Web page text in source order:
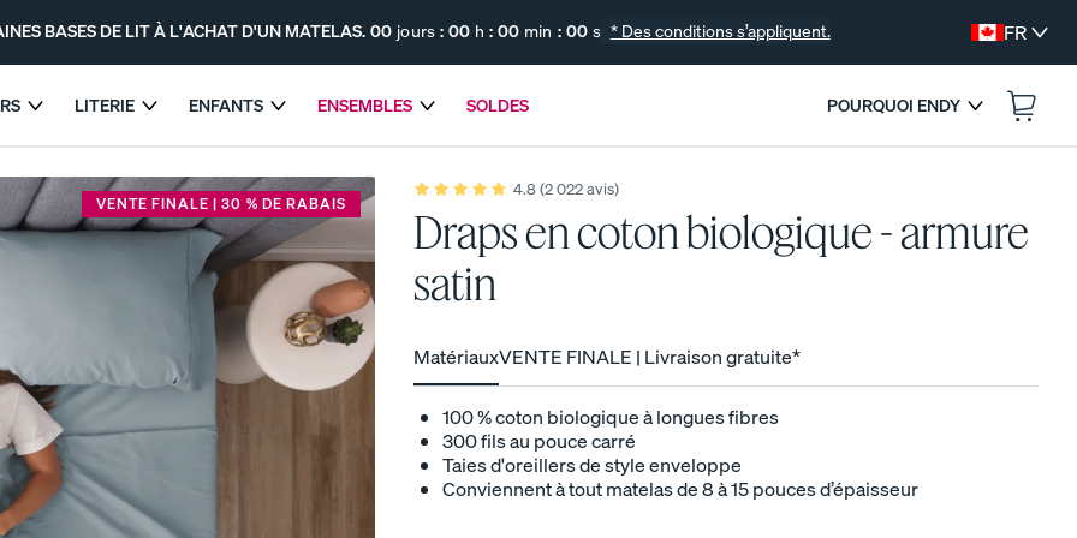
BASES DE LIT À L'ACHAT D'UN MATELAS. 00 jours : 00 h : 00 min : 00 s * Des conditions s’appliquent. FR
LITERIE ENFANTS ENSEMBLES SOLDES POURQUOI ENDY
Le matelas hybride Endy
PROMO
Le matelas Endy pour
COLLECTION DE LITERIE GRATUITE
CERTAINES BASES DE LIT À L'ACHAT D'UN MATELAS. SE TERMINE DANS
VENTE FINALE | 30 % DE RABAIS
Moyenne
de
4,8
étoiles
basée
sur
avis.
4.8(2 022avis)
Draps en coton biologique - armure
satin
MatériauxVENTE FINALE | Livraison gratuite*
100 % coton biologique à longues fibres
300 fils au pouce carré
Taies d'oreillers de style enveloppe
Conviennent à tout matelas de 8 à 15 pouces d’épaisseur